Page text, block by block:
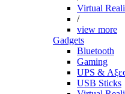
Virtual
/
view more
Gadgets
Bluetooth
Gaming
UPS &
USB Sticks